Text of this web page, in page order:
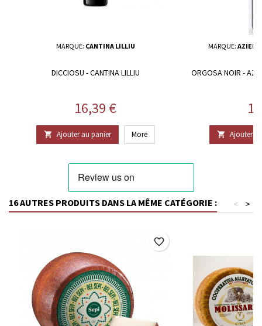
MARQUE: CANTINA LILLIU
DICCIOSU - CANTINA LILLIU
Prix
16,39 €
 Ajouter au panier More
MARQUE:
ORGOSA NOIR -
 Ajouter
16 AUTRES PRODUITS DANS LA MÊME CATÉGORIE : >
<
favorite_border